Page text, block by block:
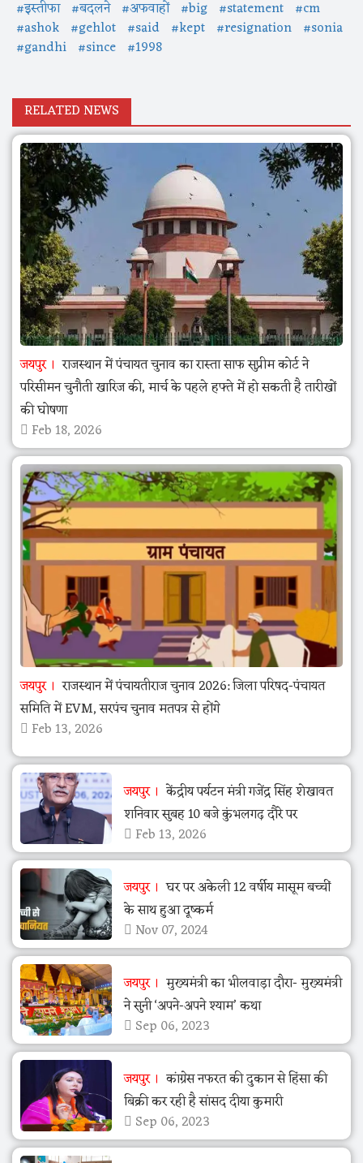
#इस्तीफा #बदलने #अफवाहों #big #statement #cm
#ashok #gehlot #said #kept #resignation #sonia
#gandhi #since #1998
RELATED NEWS
जयपुर
राजस्थान में पंचायत चुनाव का रास्ता साफ सुप्रीम कोर्ट ने
परिसीमन चुनौती खारिज की, मार्च के पहले हफ्ते में हो सकती है तारीखों
की घोषणा
Feb 18, 2026
जयपुर
राजस्थान में पंचायतीराज चुनाव 2026: जिला परिषद-पंचायत
समिति में EVM, सरपंच चुनाव मतपत्र से होंगे
Feb 13, 2026
जयपुर
केंद्रीय पर्यटन मंत्री गजेंद्र सिंह शेखावत
शनिवार सुबह 10 बजे कुंभलगढ़ दौरे पर
Feb 13, 2026
जयपुर
घर पर अकेली 12 वर्षीय मासूम बच्चीं
के साथ हुआ दूष्कर्म
Nov 07, 2024
जयपुर
मुख्यमंत्री का भीलवाड़ा दौरा- मुख्यमंत्री
ने सुनी ‘अपने-अपने श्याम’ कथा
Sep 06, 2023
जयपुर
कांग्रेस नफरत की दुकान से हिंसा की
बिक्री कर रही है सांसद दीया कुमारी
Sep 06, 2023